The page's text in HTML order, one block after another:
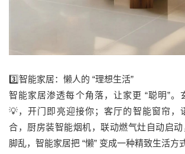
3️⃣智能家居：懒人的 “理想生活”
智能家居渗透每个角落，让家更 “聪明”。
💡，开门即亮迎接你；客厅的智能窗帘，
合，厨房装智能烟机，联动燃气灶自动启
脚乱，智能家居把 “懒” 变成一种精致生活方